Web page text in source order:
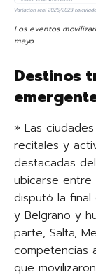
Los eventos
mayo
Destinos
» Las
recitales y
destacadas
ubicarse entre
disputó la
y Belgrano y
parte, Salta,
competencias
que